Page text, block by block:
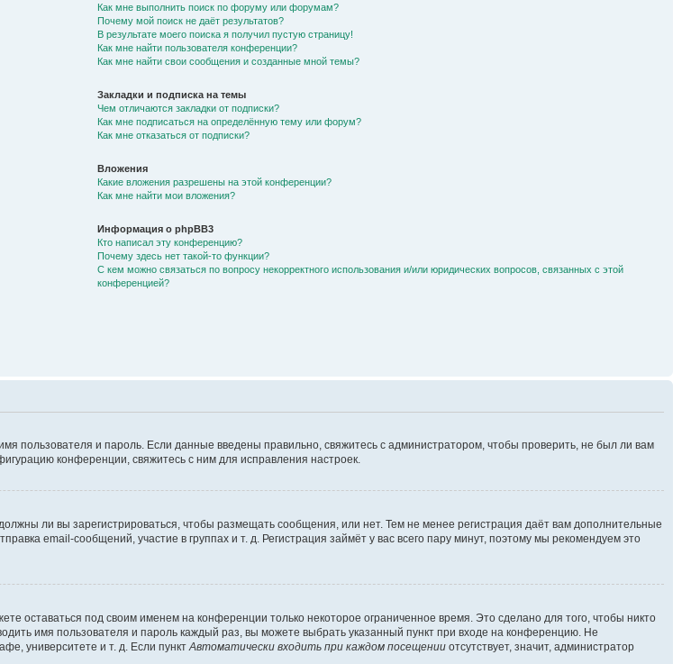
Как мне выполнить поиск по форуму или форумам?
Почему мой поиск не даёт результатов?
В результате моего поиска я получил пустую страницу!
Как мне найти пользователя конференции?
Как мне найти свои сообщения и созданные мной темы?
Закладки и подписка на темы
Чем отличаются закладки от подписки?
Как мне подписаться на определённую тему или форум?
Как мне отказаться от подписки?
Вложения
Какие вложения разрешены на этой конференции?
Как мне найти мои вложения?
Информация о phpBB3
Кто написал эту конференцию?
Почему здесь нет такой-то функции?
С кем можно связаться по вопросу некорректного использования и/или юридических вопросов, связанных с этой
конференцией?
пользователя и пароль. Если данные введены правильно, свяжитесь с администратором, чтобы проверить, не был ли вам
конференции, свяжитесь с ним для исправления настроек.
ли вы зарегистрироваться, чтобы размещать сообщения, или нет. Тем не менее регистрация даёт вам дополнительные
email-сообщений, участие в группах и т. д. Регистрация займёт у вас всего пару минут, поэтому мы рекомендуем это
оставаться под своим именем на конференции только некоторое ограниченное время. Это сделано для того, чтобы никто
имя пользователя и пароль каждый раз, вы можете выбрать указанный пункт при входе на конференцию. Не
университете и т. д. Если пункт Автоматически входить при каждом посещении отсутствует, значит, администратор